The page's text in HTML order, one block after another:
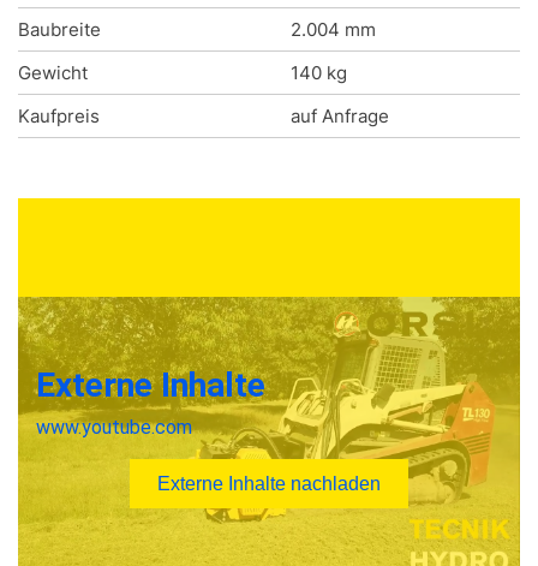
Baubreite
2.004 mm
Gewicht
140 kg
Kaufpreis
auf Anfrage